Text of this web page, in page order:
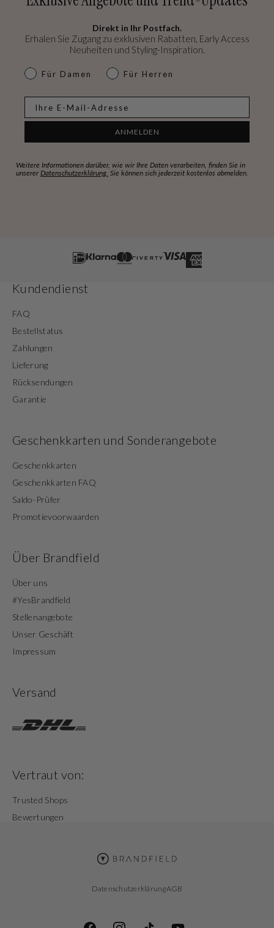
Direkt in Ihr Postfach.
Erhalen Sie Zugang zu exklusiven Rabatten, Early Access
Neuheiten und Styling-Inspiration.
dames & heren
Für Damen Für Herren
ANMELDEN
Weitere Informationen darüber, wie wir Ihre Daten verarbeiten, finden Sie in
unserer Datenschutzerklärung. Sie können sich jederzeit kostenlos abmelden.
Kundendienst
FAQ
Bestellstatus
Zahlungen
Lieferung
Rücksendungen
Garantie
Geschenkkarten und Sonderangebote
Geschenkkarten
Geschenkkarten FAQ
Saldo-Prüfer
Promotievoorwaarden
Über Brandfield
Über uns
#YesBrandfield
Stellenangebote
Unser Geschäft
Impressum
Versand
Vertraut von:
Trusted Shops
Bewertungen
DatenschutzerklärungAGB